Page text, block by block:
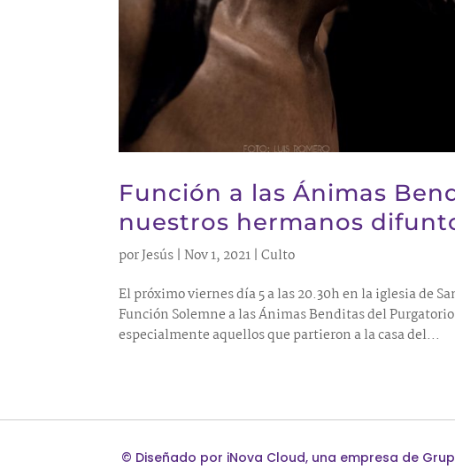
Función a las Ánimas
nuestros hermanos
porJesús |Nov 1, 2021 |Culto
El próximo viernes día 5 a las 20.30h en la iglesia de
Función Solemne a las Ánimas Benditas del
especialmente aquellos que partieron a la casa del...
© Diseñado por iNova Cloud, una empresa de